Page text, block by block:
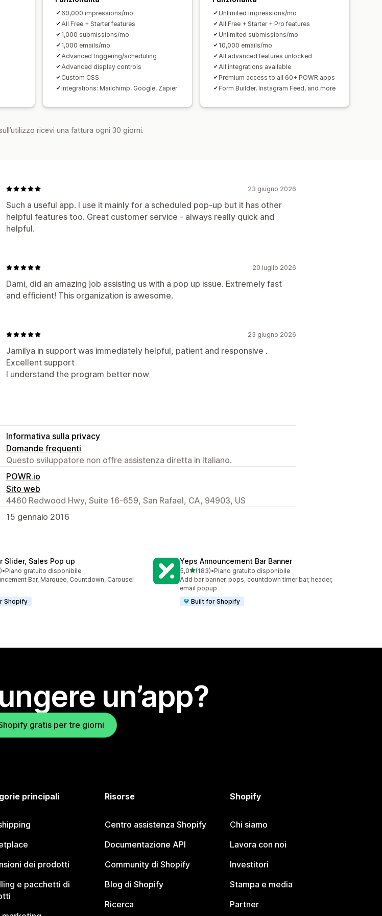
60,000 impressions/mo
All Free + Starter features
1,000 submissions/mo
1,000 emails/mo
Advanced triggering/scheduling
Advanced display controls
Custom CSS
Integrations: Mailchimp, Google, Zapier
Unlimited impressions/mo
All Free + Starter + Pro features
Unlimited submissions/mo
10,000 emails/mo
All advanced features unlocked
All integrations available
Premium access to all 60+ POWR apps
Form Builder, Instagram Feed, and more
ricevi una fattura ogni 30 giorni.
23 giugno 2026
Such a useful app. I use it mainly for a scheduled pop-up but it has other
helpful features too. Great customer service - always really quick and
helpful.
20 luglio 2026
Dami, did an amazing job assisting us with a pop up issue. Extremely fast
and efficient! This organization is awesome.
23 giugno 2026
Jamilya in support was immediately helpful, patient and responsive .
Excellent support
I understand the program better now
Informativa sulla privacy
Domande frequenti
Questo sviluppatore non offre assistenza diretta in Italiano.
POWR.io
Sito web
4460 Redwood Hwy, Suite 16-659, San Rafael, CA, 94903, US
15 gennaio 2016
Slider, Sales Pop up
5
totali
•Piano gratuito disponibile
Bar, Marquee, Countdown, Carousel
Shopify
Yeps Announcement Bar Banner
5,0stelle su 5
(183)
183 recensioni totali
•Piano gratuito disponibile
Add bar banner, pops, countdown timer bar, header,
email popup
Built for Shopify
un’app?
gratis per tre giorni
principali
dei prodotti
e pacchetti di
Risorse
Centro assistenza Shopify
Documentazione API
Community di Shopify
Blog di Shopify
Ricerca
Shopify
Chi siamo
Lavora con noi
Investitori
Stampa e media
Partner